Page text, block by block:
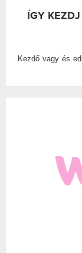
ÍGY
Kezdő vagy és